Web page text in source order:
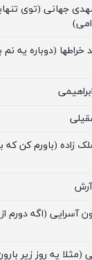
جهانی (توی
(دوباره یه نم
زاده (باورم کن که
آرش
آسرایی (اگه دورم
(مثلا یه روز زیر